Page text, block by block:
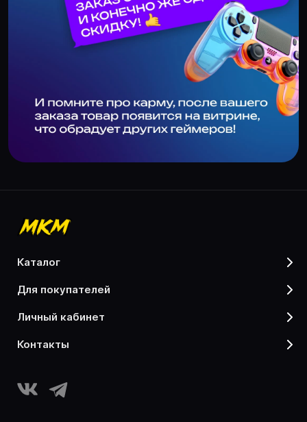
каталог
для покупателей
личный кабинет
контакты